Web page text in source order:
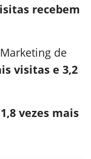
recebem
de
visitas e 3,2
vezes mais